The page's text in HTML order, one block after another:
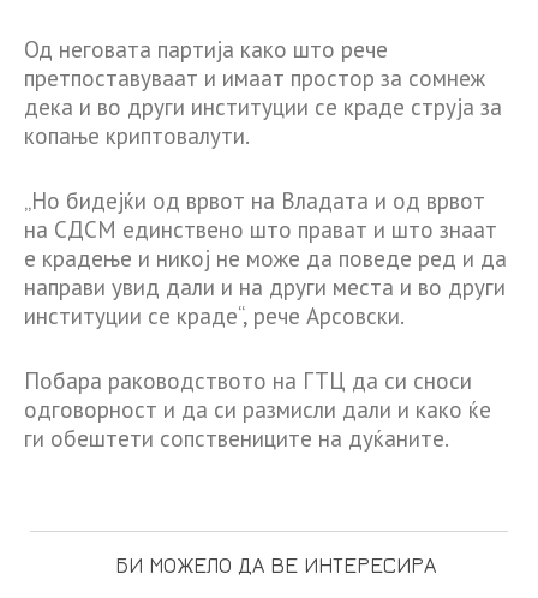
Од неговата партија како што рече
претпоставуваат и имаат простор за сомнеж
дека и во други институции се краде струја за
копање криптовалути.
„Но бидејќи од врвот на Владата и од врвот
на СДСМ единствено што прават и што знаат
е крадење и никој не може да поведе ред и да
направи увид дали и на други места и во други
институции се краде“, рече Арсовски.
Побара раководството на ГТЦ да си сноси
одговорност и да си размисли дали и како ќе
ги обештети сопствениците на дуќаните.
БИ МОЖЕЛО ДА ВЕ ИНТЕРЕСИРА